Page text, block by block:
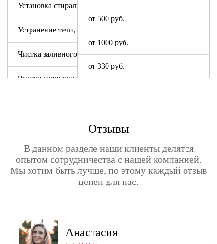
от 500 руб.
от 1000 руб.
от 330 руб.
Установка стиральной машины Soba
Устранение течи, засора
Чистка заливного фильтра Соба
Чистка сливного фильтра
Отзывы
В данном разделе наши клиенты делятся
опытом сотрудничества с нашей компанией.
Мы хотим быть лучше, по этому каждый отзыв
ценен для нас.
Анастасия